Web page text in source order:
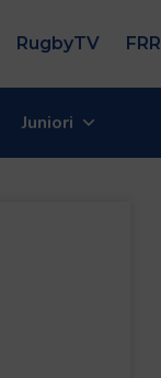
RugbyTV FRR
Juniori